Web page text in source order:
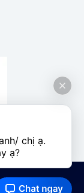
chị ạ.
ạ?